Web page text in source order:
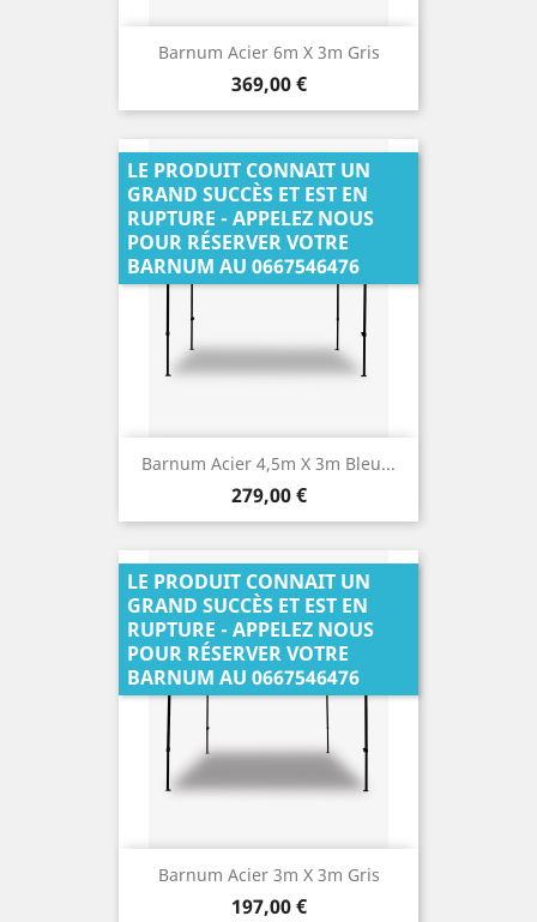
Barnum Acier 6m X 3m Gris
Prix
369,00 €
Barnum Acier 4,5m X 3m Bleu...
Prix
279,00 €
LE PRODUIT CONNAIT UN
GRAND SUCCÈS ET EST EN
RUPTURE - APPELEZ NOUS
POUR RÉSERVER VOTRE
BARNUM AU 0667546476
Barnum Acier 3m X 3m Gris
Prix
197,00 €
LE PRODUIT CONNAIT UN
GRAND SUCCÈS ET EST EN
RUPTURE - APPELEZ NOUS
POUR RÉSERVER VOTRE
BARNUM AU 0667546476